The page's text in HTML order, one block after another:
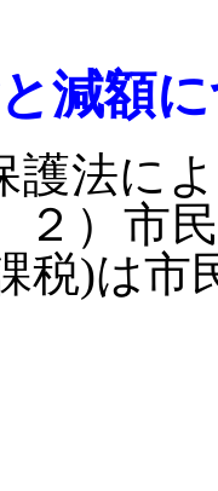
減額
法によ
２）市
税)は